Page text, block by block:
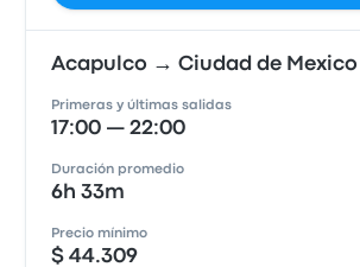
Acapulco → Ciudad de Mexico
Primeras y últimas salidas
17:00 — 22:00
Duración promedio
6h 33m
Precio mínimo
$ 44.309